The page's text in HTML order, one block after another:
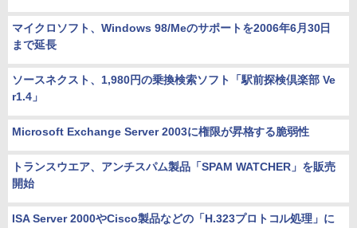
マイクロソフト、Windows 98/Meのサポートを2006年6月30日
まで延長
ソースネクスト、1,980円の乗換検索ソフト「駅前探検倶楽部 Ve
r1.4」
Microsoft Exchange Server 2003に権限が昇格する脆弱性
トランスウエア、アンチスパム製品「SPAM WATCHER」を販売
開始
ISA Server 2000やCisco製品などの「H.323プロトコル処理」に